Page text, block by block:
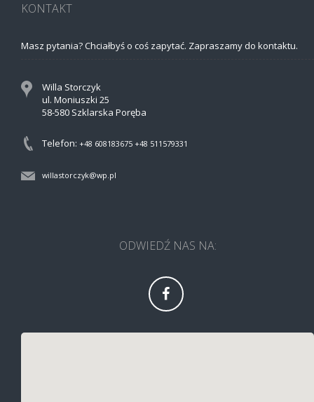
KONTAKT
Masz pytania? Chciałbyś o coś zapytać. Zapraszamy do kontaktu.
Willa Storczyk
ul. Moniuszki 25
58-580 Szklarska Poręba
Telefon: +48 608183675 +48 511579331
willastorczyk@wp.pl
ODWIEDŹ NAS NA: